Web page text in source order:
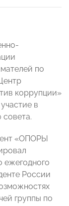
по
коррупции»
в
«ОПОРЫ
ежегодного
России
группы по